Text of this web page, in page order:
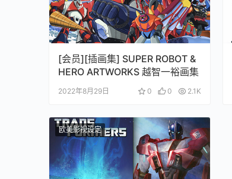
[会员][插画集] SUPER ROBOT &
HERO ARTWORKS 越智一裕画集
2022年8月29日 0 0 2.1K
欧美影视设定